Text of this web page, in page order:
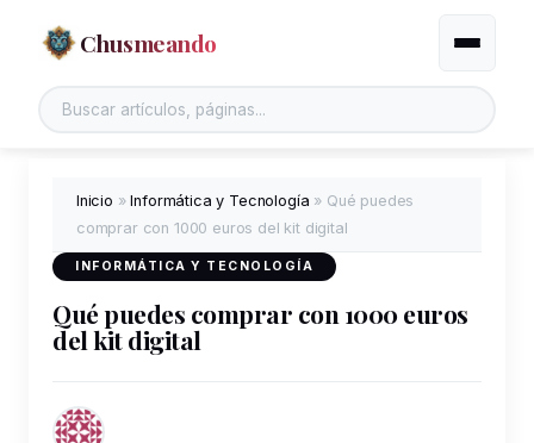
Chusmeando Alternar
Inicio »Informática y Tecnología » Qué puedes
comprar con 1000 euros del kit digital
INFORMÁTICA Y TECNOLOGÍA
Qué puedes comprar con 1000 euros
del kit digital